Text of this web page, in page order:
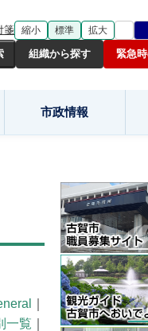
箋 縮小 標準 拡大
組織から探す 緊急
市政情報
一覧